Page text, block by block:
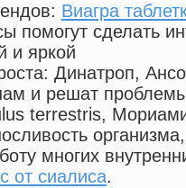
Виагра
помогут сделать
и яркой
: Динатроп,
и решат
terrestris,
многих
от сиалиса.